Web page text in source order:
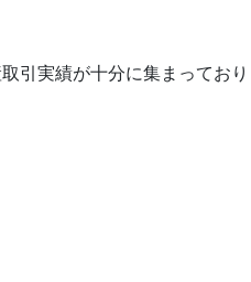
引実績が十分に集まってお